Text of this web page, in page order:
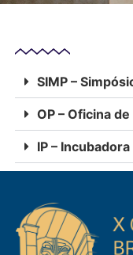
SIMP –
OP – Oficina
IP –